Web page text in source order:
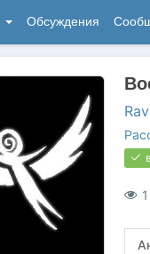
Обсуждения